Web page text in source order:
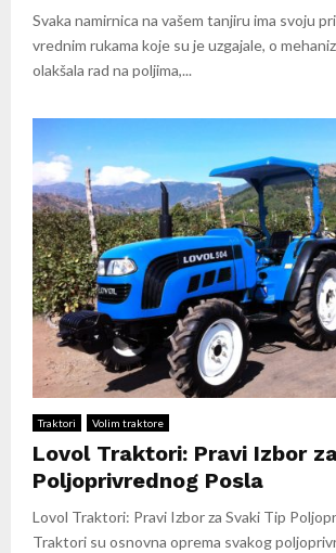
Svaka namirnica na vašem tanjiru ima svoju
vrednim rukama koje su je uzgajale, o
olakšala rad na poljima,...
Traktori Volim traktore
Lovol Traktori: Pravi Izbor
Poljoprivrednog Posla
Lovol Traktori: Pravi Izbor za Svaki Tip
Traktori su osnovna oprema svakog